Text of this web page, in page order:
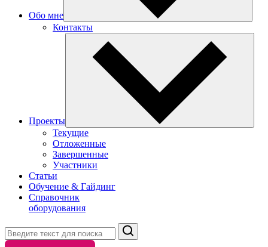
Обо мне
Контакты
Проекты
Текущие
Отложенные
Завершенные
Участники
Статьи
Обучение & Гайдинг
Справочник
оборудования
Поиск